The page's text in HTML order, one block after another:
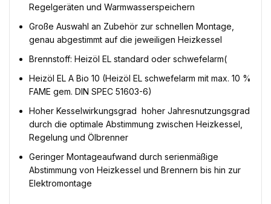
Regelgeräten und Warmwasserspeichern
Große Auswahl an Zubehör zur schnellen Montage,
genau abgestimmt auf die jeweiligen Heizkessel
Brennstoff: Heizöl EL standard oder schwefelarm(
Heizöl EL A Bio 10 (Heizöl EL schwefelarm mit max. 10 %
FAME gem. DIN SPEC 51603-6)
Hoher Kesselwirkungsgrad  hoher Jahresnutzungsgrad 
durch die optimale Abstimmung zwischen Heizkessel,
Regelung und Ölbrenner
Geringer Montageaufwand durch serienmäßige
Abstimmung von Heizkessel und Brennern bis hin zur
Elektromontage